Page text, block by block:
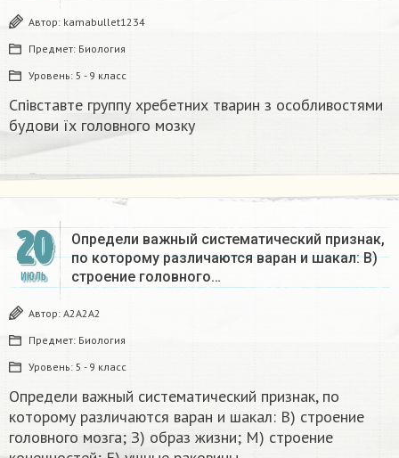
Автор: kamabullet1234
Предмет: Биология
Уровень: 5 - 9 класс
Співставте группу хребетних тварин з особливостями
будови їх головного мозку
20
ИЮЛЬ
Определи важный систематический признак,
по которому различаются варан и шакал: В)
строение головного…
Автор: А2А2А2
Предмет: Биология
Уровень: 5 - 9 класс
Определи важный систематический признак, по
которому различаются варан и шакал: В) строение
головного мозга; З) образ жизни; М) строение